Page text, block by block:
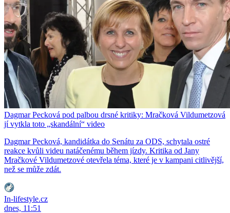
Dagmar Pecková pod palbou drsné kritiky: Mračková Vildumetzová
jí vytkla toto „skandální“ video
Dagmar Pecková, kandidátka do Senátu za ODS, schytala ostré
reakce kvůli videu natáčenému během jízdy. Kritika od Jany
Mračkové Vildumetzové otevřela téma, které je v kampani citlivější,
než se může zdát.
In-lifestyle.cz
dnes, 11:51